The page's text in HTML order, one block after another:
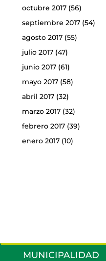
octubre 2017(56)
septiembre 2017(54)
agosto 2017(55)
julio 2017(47)
junio 2017(61)
mayo 2017(58)
abril 2017(32)
marzo 2017(32)
febrero 2017(39)
enero 2017(10)
MUNICIPALIDAD